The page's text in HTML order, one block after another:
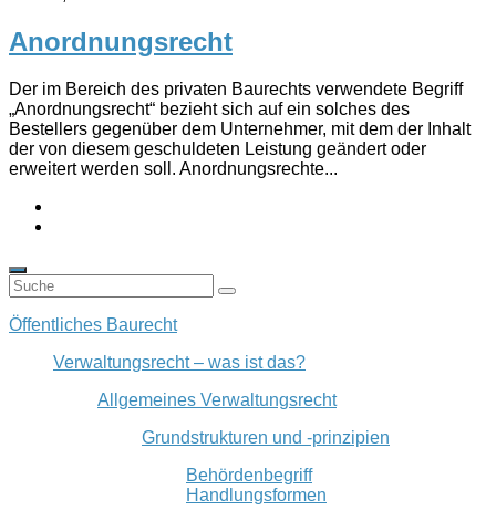
Anordnungsrecht
Der im Bereich des privaten Baurechts verwendete Begriff
„Anordnungsrecht“ bezieht sich auf ein solches des
Bestellers gegenüber dem Unternehmer, mit dem der Inhalt
der von diesem geschuldeten Leistung geändert oder
erweitert werden soll. Anordnungsrechte...
Öffentliches Baurecht
Verwaltungsrecht – was ist das?
Allgemeines Verwaltungsrecht
Grundstrukturen und -prinzipien
Behördenbegriff
Handlungsformen